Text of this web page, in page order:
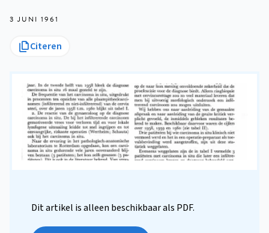
3 JUNI 1961
Citeren
Dit artikel is alleen beschikbaar als PDF.